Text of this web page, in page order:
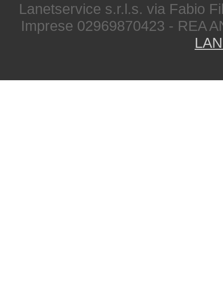
Lanetservice s.r.l.s. via Fabio
Imprese 02969870423 - REA